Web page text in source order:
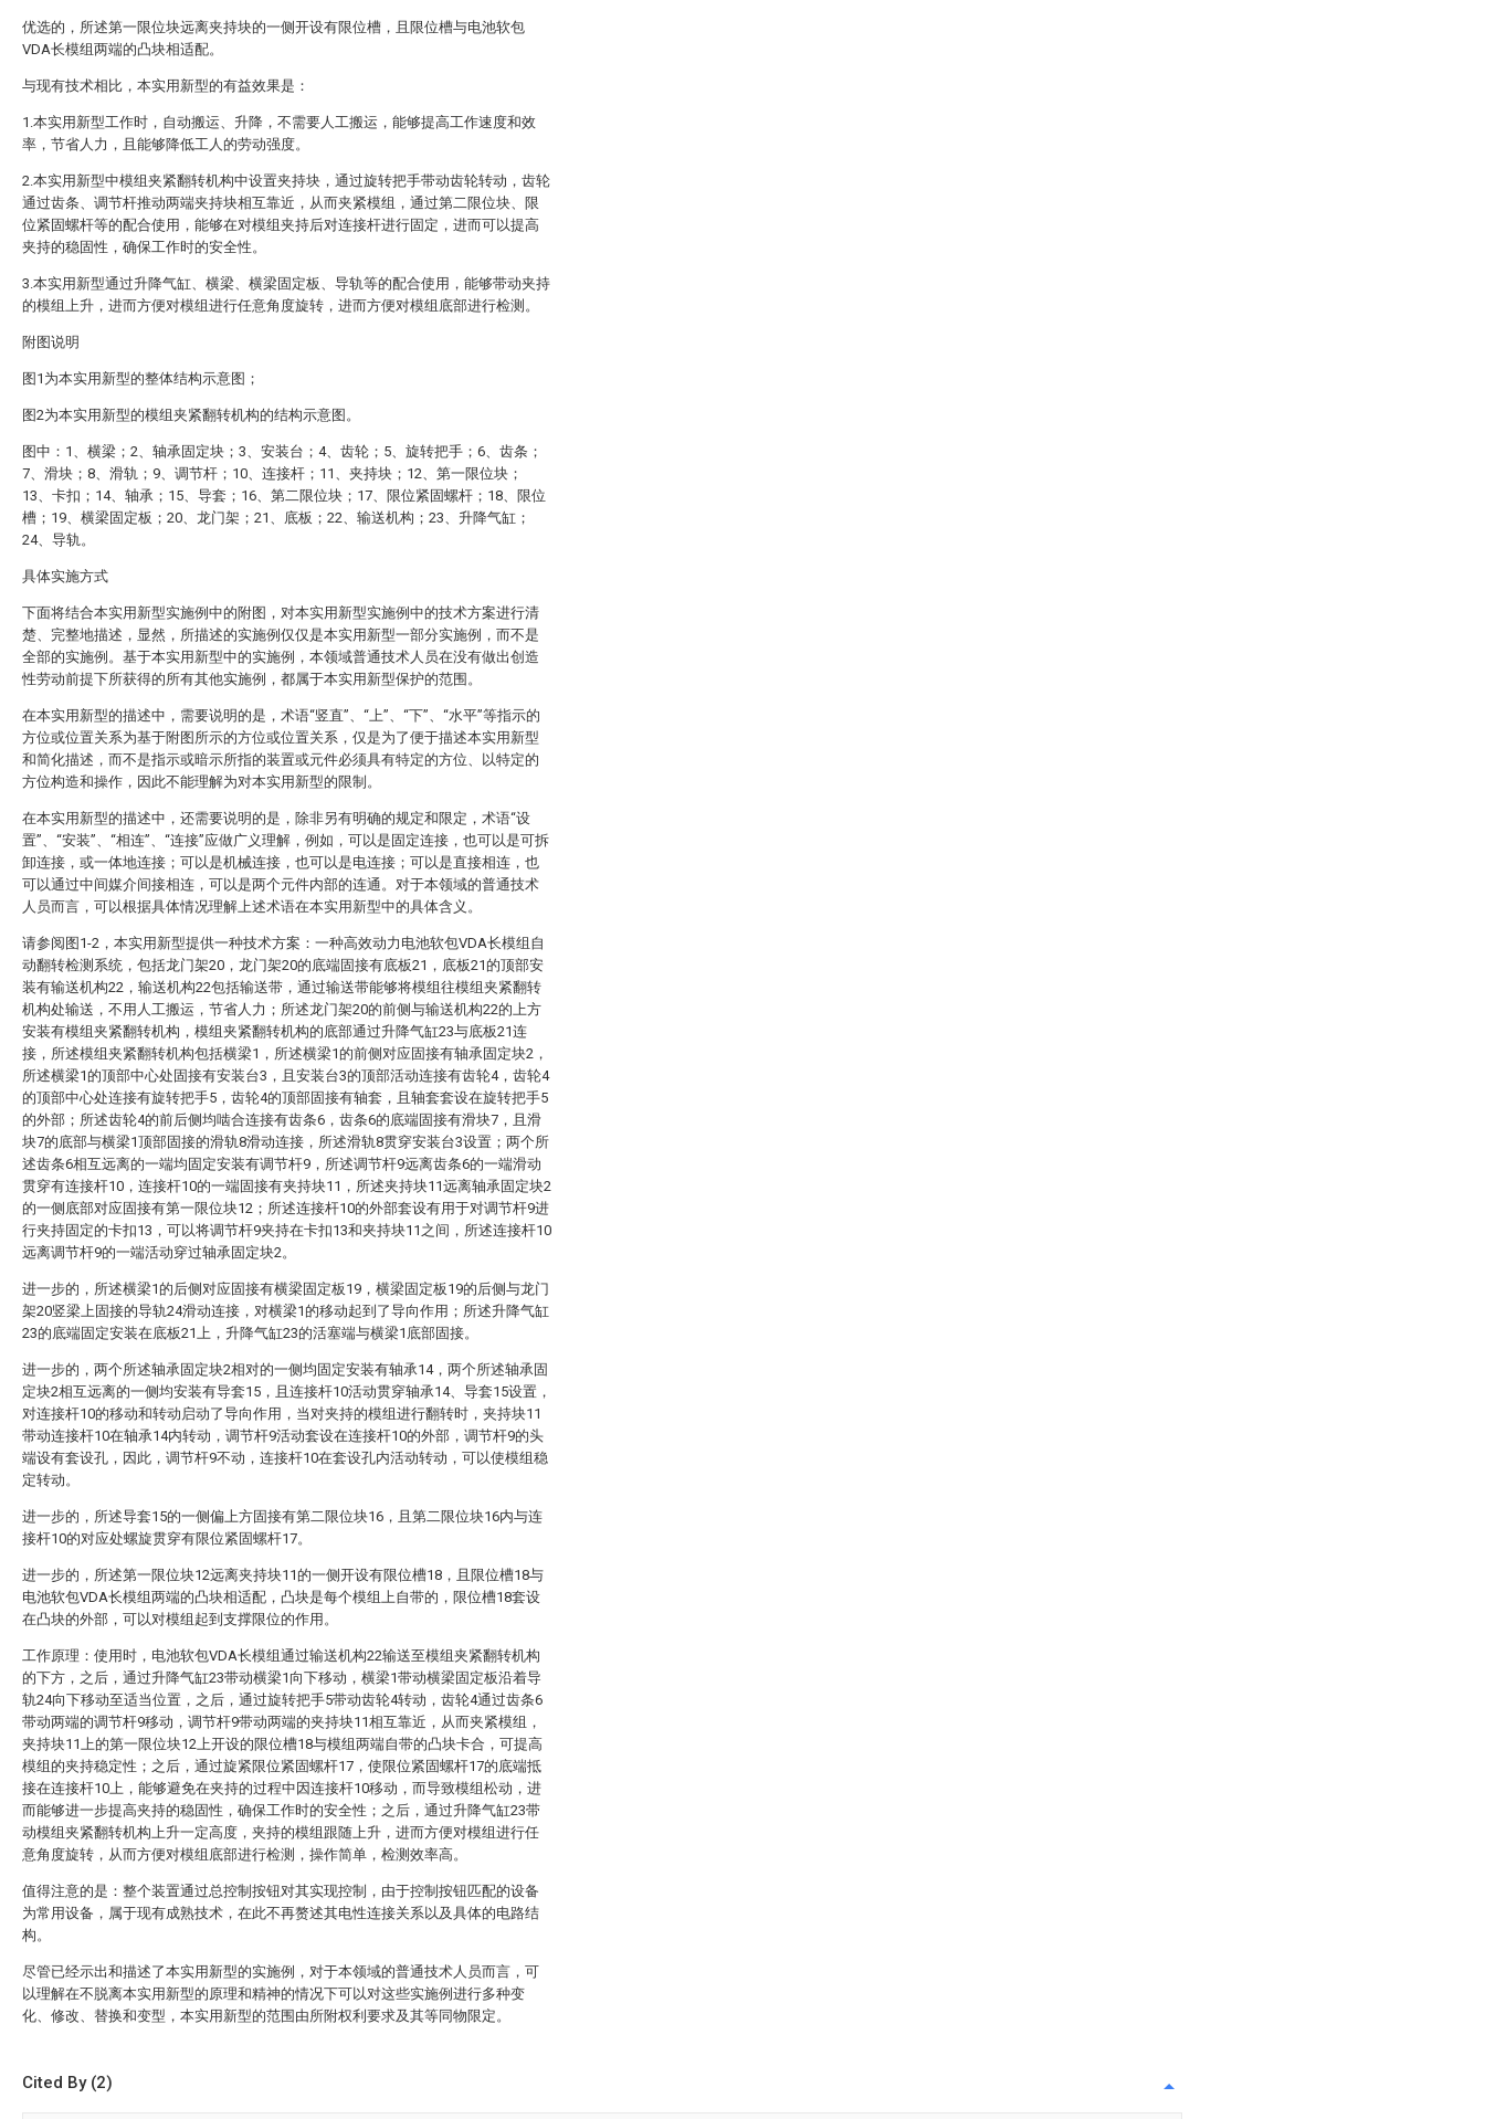
优选的，所述第一限位块远离夹持块的一侧开设有限位槽，且限位槽与电池软包
VDA长模组两端的凸块相适配。
与现有技术相比，本实用新型的有益效果是：
1.本实用新型工作时，自动搬运、升降，不需要人工搬运，能够提高工作速度和效
率，节省人力，且能够降低工人的劳动强度。
2.本实用新型中模组夹紧翻转机构中设置夹持块，通过旋转把手带动齿轮转动，齿轮
通过齿条、调节杆推动两端夹持块相互靠近，从而夹紧模组，通过第二限位块、限
位紧固螺杆等的配合使用，能够在对模组夹持后对连接杆进行固定，进而可以提高
夹持的稳固性，确保工作时的安全性。
3.本实用新型通过升降气缸、横梁、横梁固定板、导轨等的配合使用，能够带动夹持
的模组上升，进而方便对模组进行任意角度旋转，进而方便对模组底部进行检测。
附图说明
图1为本实用新型的整体结构示意图；
图2为本实用新型的模组夹紧翻转机构的结构示意图。
图中：1、横梁；2、轴承固定块；3、安装台；4、齿轮；5、旋转把手；6、齿条；
7、滑块；8、滑轨；9、调节杆；10、连接杆；11、夹持块；12、第一限位块；
13、卡扣；14、轴承；15、导套；16、第二限位块；17、限位紧固螺杆；18、限位
槽；19、横梁固定板；20、龙门架；21、底板；22、输送机构；23、升降气缸；
24、导轨。
具体实施方式
下面将结合本实用新型实施例中的附图，对本实用新型实施例中的技术方案进行清
楚、完整地描述，显然，所描述的实施例仅仅是本实用新型一部分实施例，而不是
全部的实施例。基于本实用新型中的实施例，本领域普通技术人员在没有做出创造
性劳动前提下所获得的所有其他实施例，都属于本实用新型保护的范围。
在本实用新型的描述中，需要说明的是，术语“竖直”、“上”、“下”、“水平”等指示的
方位或位置关系为基于附图所示的方位或位置关系，仅是为了便于描述本实用新型
和简化描述，而不是指示或暗示所指的装置或元件必须具有特定的方位、以特定的
方位构造和操作，因此不能理解为对本实用新型的限制。
在本实用新型的描述中，还需要说明的是，除非另有明确的规定和限定，术语“设
置”、“安装”、“相连”、“连接”应做广义理解，例如，可以是固定连接，也可以是可拆
卸连接，或一体地连接；可以是机械连接，也可以是电连接；可以是直接相连，也
可以通过中间媒介间接相连，可以是两个元件内部的连通。对于本领域的普通技术
人员而言，可以根据具体情况理解上述术语在本实用新型中的具体含义。
请参阅图1-2，本实用新型提供一种技术方案：一种高效动力电池软包VDA长模组自
动翻转检测系统，包括龙门架20，龙门架20的底端固接有底板21，底板21的顶部安
装有输送机构22，输送机构22包括输送带，通过输送带能够将模组往模组夹紧翻转
机构处输送，不用人工搬运，节省人力；所述龙门架20的前侧与输送机构22的上方
安装有模组夹紧翻转机构，模组夹紧翻转机构的底部通过升降气缸23与底板21连
接，所述模组夹紧翻转机构包括横梁1，所述横梁1的前侧对应固接有轴承固定块2，
所述横梁1的顶部中心处固接有安装台3，且安装台3的顶部活动连接有齿轮4，齿轮4
的顶部中心处连接有旋转把手5，齿轮4的顶部固接有轴套，且轴套套设在旋转把手5
的外部；所述齿轮4的前后侧均啮合连接有齿条6，齿条6的底端固接有滑块7，且滑
块7的底部与横梁1顶部固接的滑轨8滑动连接，所述滑轨8贯穿安装台3设置；两个所
述齿条6相互远离的一端均固定安装有调节杆9，所述调节杆9远离齿条6的一端滑动
贯穿有连接杆10，连接杆10的一端固接有夹持块11，所述夹持块11远离轴承固定块2
的一侧底部对应固接有第一限位块12；所述连接杆10的外部套设有用于对调节杆9进
行夹持固定的卡扣13，可以将调节杆9夹持在卡扣13和夹持块11之间，所述连接杆10
远离调节杆9的一端活动穿过轴承固定块2。
进一步的，所述横梁1的后侧对应固接有横梁固定板19，横梁固定板19的后侧与龙门
架20竖梁上固接的导轨24滑动连接，对横梁1的移动起到了导向作用；所述升降气缸
23的底端固定安装在底板21上，升降气缸23的活塞端与横梁1底部固接。
进一步的，两个所述轴承固定块2相对的一侧均固定安装有轴承14，两个所述轴承固
定块2相互远离的一侧均安装有导套15，且连接杆10活动贯穿轴承14、导套15设置，
对连接杆10的移动和转动启动了导向作用，当对夹持的模组进行翻转时，夹持块11
带动连接杆10在轴承14内转动，调节杆9活动套设在连接杆10的外部，调节杆9的头
端设有套设孔，因此，调节杆9不动，连接杆10在套设孔内活动转动，可以使模组稳
定转动。
进一步的，所述导套15的一侧偏上方固接有第二限位块16，且第二限位块16内与连
接杆10的对应处螺旋贯穿有限位紧固螺杆17。
进一步的，所述第一限位块12远离夹持块11的一侧开设有限位槽18，且限位槽18与
电池软包VDA长模组两端的凸块相适配，凸块是每个模组上自带的，限位槽18套设
在凸块的外部，可以对模组起到支撑限位的作用。
工作原理：使用时，电池软包VDA长模组通过输送机构22输送至模组夹紧翻转机构
的下方，之后，通过升降气缸23带动横梁1向下移动，横梁1带动横梁固定板沿着导
轨24向下移动至适当位置，之后，通过旋转把手5带动齿轮4转动，齿轮4通过齿条6
带动两端的调节杆9移动，调节杆9带动两端的夹持块11相互靠近，从而夹紧模组，
夹持块11上的第一限位块12上开设的限位槽18与模组两端自带的凸块卡合，可提高
模组的夹持稳定性；之后，通过旋紧限位紧固螺杆17，使限位紧固螺杆17的底端抵
接在连接杆10上，能够避免在夹持的过程中因连接杆10移动，而导致模组松动，进
而能够进一步提高夹持的稳固性，确保工作时的安全性；之后，通过升降气缸23带
动模组夹紧翻转机构上升一定高度，夹持的模组跟随上升，进而方便对模组进行任
意角度旋转，从而方便对模组底部进行检测，操作简单，检测效率高。
值得注意的是：整个装置通过总控制按钮对其实现控制，由于控制按钮匹配的设备
为常用设备，属于现有成熟技术，在此不再赘述其电性连接关系以及具体的电路结
构。
尽管已经示出和描述了本实用新型的实施例，对于本领域的普通技术人员而言，可
以理解在不脱离本实用新型的原理和精神的情况下可以对这些实施例进行多种变
化、修改、替换和变型，本实用新型的范围由所附权利要求及其等同物限定。
Cited By (2)